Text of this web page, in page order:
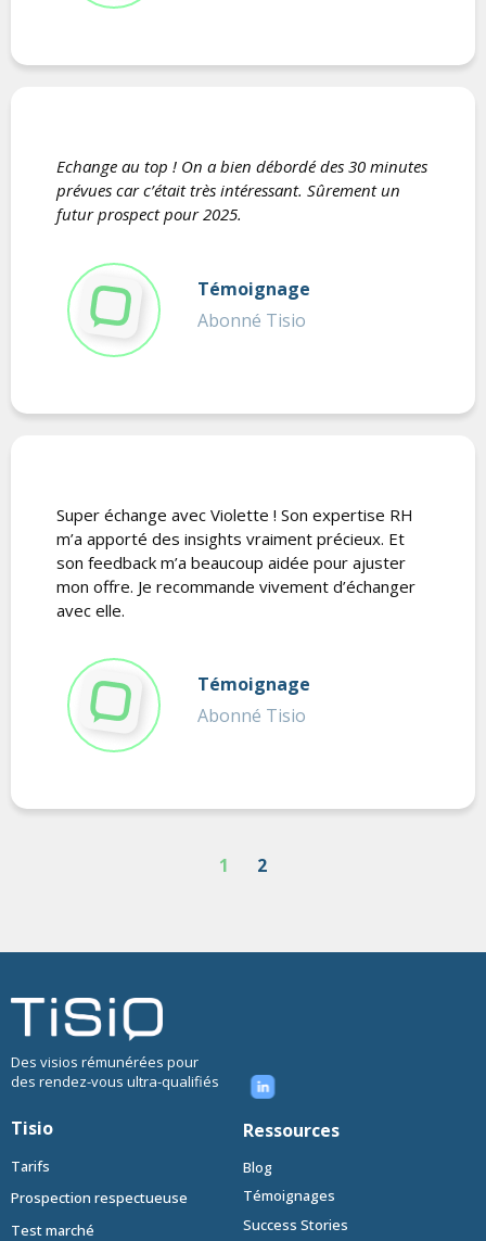
Echange au top ! On a bien débordé des 30 minutes
prévues car c’était très intéressant. Sûrement un
futur prospect pour 2025.
Témoignage
Abonné Tisio
Super échange avec Violette ! Son expertise RH
m’a apporté des insights vraiment précieux. Et
son feedback m’a beaucoup aidée pour ajuster
mon offre. Je recommande vivement d’échanger
avec elle.
Témoignage
Abonné Tisio
1 2
Des visios rémunérées pour
des rendez-vous ultra-qualifiés
Tisio
Tarifs
Prospection respectueuse
Test marché
Ressources
Blog
Témoignages
Success Stories